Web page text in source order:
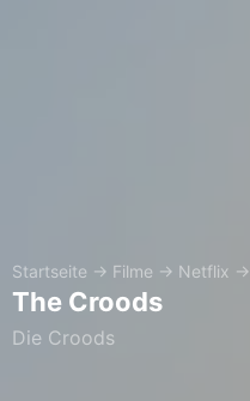
Startseite → Filme → Netflix →
The Croods
Die Croods